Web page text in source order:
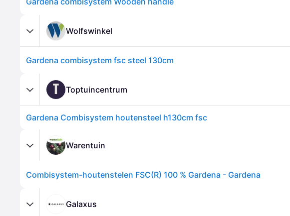
Wolfswinkel
Gardena combisystem fsc steel 130cm
T Toptuincentrum
Gardena Combisystem houtensteel h130cm fsc
Warentuin
Combisystem-houtenstelen FSC(R) 100 % Gardena - Gardena
Galaxus